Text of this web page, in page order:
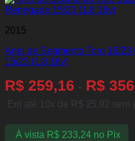
2015
Anel de Segmento Toro 16/
15/23 (1.8 16v)
R$ 259,16 - R$
Em até 10x de R$ 25,92 sem
À vista R$233,24 no Pix